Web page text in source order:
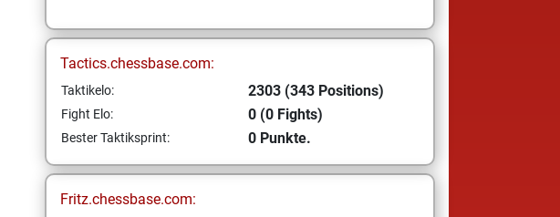
Tactics.chessbase.com:
Taktikelo: 2303 (343 Positions)
Fight Elo: 0 (0 Fights)
Bester Taktiksprint: 0 Punkte.
Fritz.chessbase.com: